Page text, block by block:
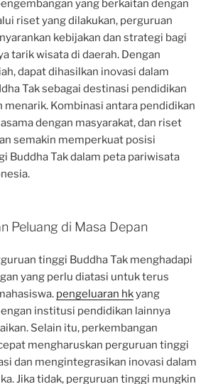
yang berkaitan dengan
riset yang dilakukan, perguruan
kebijakan dan strategi bagi
tarik wisata di daerah. Dengan
dapat dihasilkan inovasi dalam
Tak sebagai destinasi pendidikan
menarik. Kombinasi antara pendidikan
dengan masyarakat, dan riset
semakin memperkuat posisi
Buddha Tak dalam peta pariwisata
Peluang di Masa Depan
tinggi Buddha Tak menghadapi
yang perlu diatasi untuk terus
pengeluaran hkyang
institusi pendidikan lainnya
Selain itu, perkembangan
mengharuskan perguruan tinggi
dan mengintegrasikan inovasi dalam
Jika tidak, perguruan tinggi mungkin